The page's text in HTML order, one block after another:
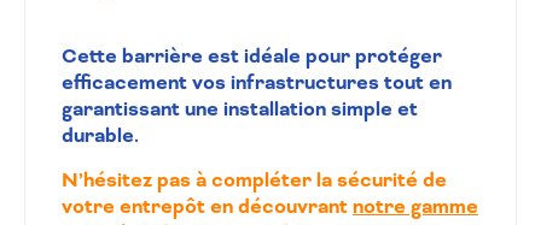
Cette barrière est idéale pour protéger
efficacement vos infrastructures tout en
garantissant une installation simple et
durable.
N’hésitez pas à compléter la sécurité de
votre entrepôt en découvrantnotre gamme